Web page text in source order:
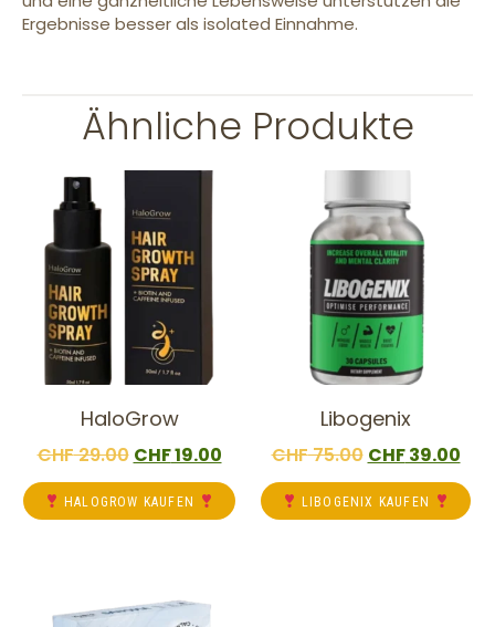
Ergebnisse besser als isolated Einnahme.
Ähnliche Produkte
HaloGrow
CHF29.00 CHF19.00
HALOGROW KAUFEN
Libogenix
CHF75.00 CHF39.00
LIBOGENIX KAUFEN